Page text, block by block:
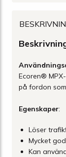
Ecoren®
på fordon
Egenskaper:
Löser
Mycket
Kan